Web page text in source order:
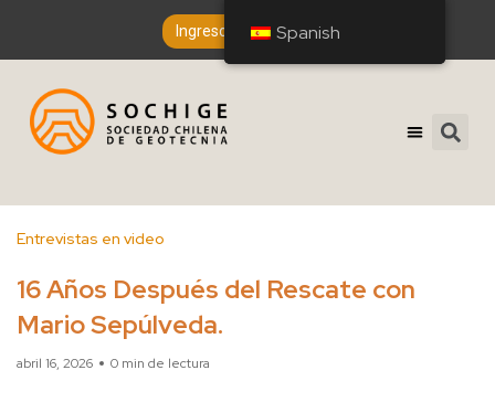
Ingreso de Socios
Entrevistas en video
16 Años Después del Rescate con
Mario Sepúlveda.
abril 16, 2026 0 min de lectura
Spanish
Spanish